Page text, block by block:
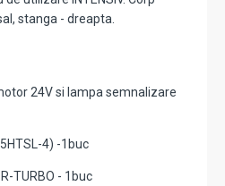
stanga - dreapta.
24V si lampa semnalizare
4) -1buc
TURBO - 1buc